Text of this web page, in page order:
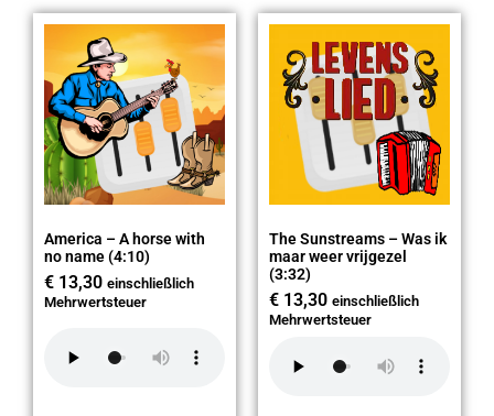
America – A horse with
no name (4:10)
€ 13,30 einschließlich
Mehrwertsteuer
The Sunstreams – Was ik
maar weer vrijgezel
(3:32)
€ 13,30 einschließlich
Mehrwertsteuer